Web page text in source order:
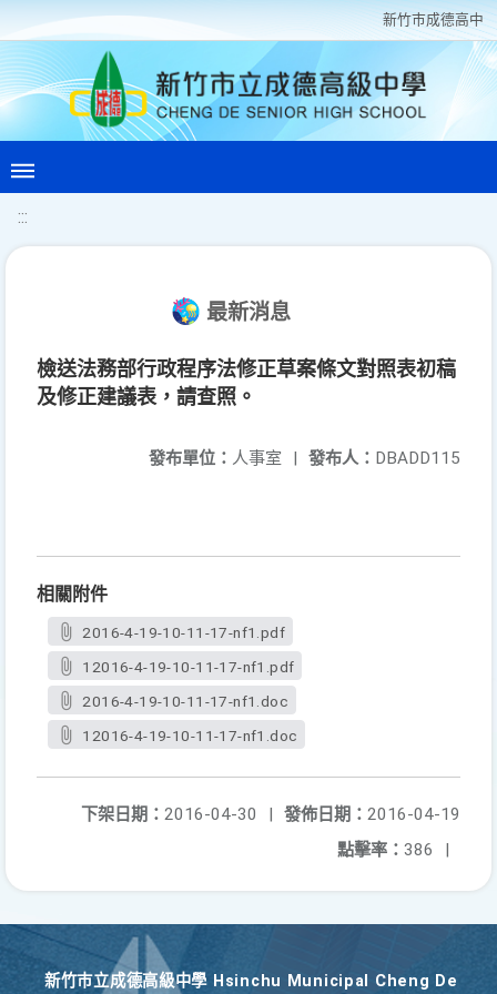
新竹巿成德高中
:::
最新消息
檢送法務部行政程序法修正草案條文對照表初稿
及修正建議表，請查照。
發布人： DBADD115
發布單位： 人事室 |
相關附件
2016-4-19-10-11-17-nf1.pdf
12016-4-19-10-11-17-nf1.pdf
2016-4-19-10-11-17-nf1.doc
12016-4-19-10-11-17-nf1.doc
發佈日期： 2016-04-19
下架日期： 2016-04-30
|
點擊率： 386 |
新竹巿立成德高級中學 Hsinchu Municipal Cheng De